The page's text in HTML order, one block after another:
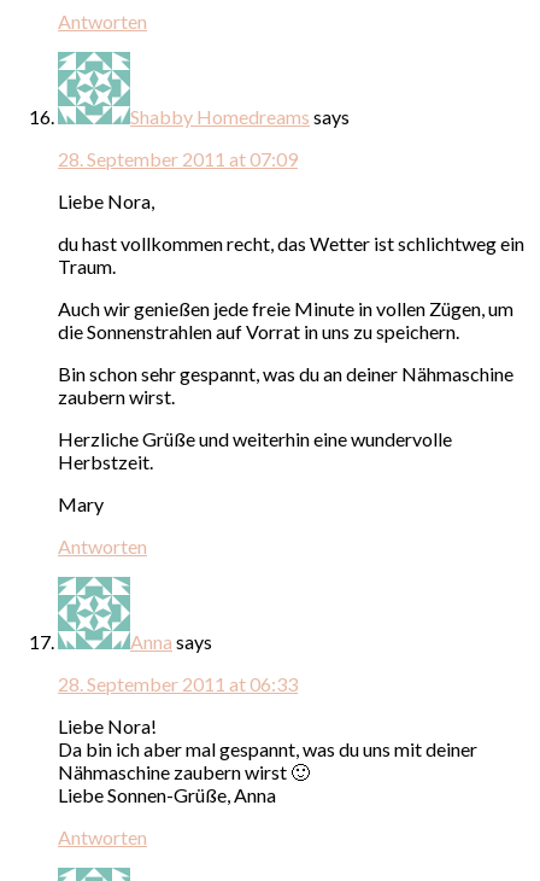
Antworten
Shabby Homedreams says
28. September 2011 at 07:09
Liebe Nora,
du hast vollkommen recht, das Wetter ist schlichtweg ein
Traum.
Auch wir genießen jede freie Minute in vollen Zügen, um
die Sonnenstrahlen auf Vorrat in uns zu speichern.
Bin schon sehr gespannt, was du an deiner Nähmaschine
zaubern wirst.
Herzliche Grüße und weiterhin eine wundervolle
Herbstzeit.
Mary
Antworten
Anna says
28. September 2011 at 06:33
Liebe Nora!
Da bin ich aber mal gespannt, was du uns mit deiner
Nähmaschine zaubern wirst 🙂
Liebe Sonnen-Grüße, Anna
Antworten